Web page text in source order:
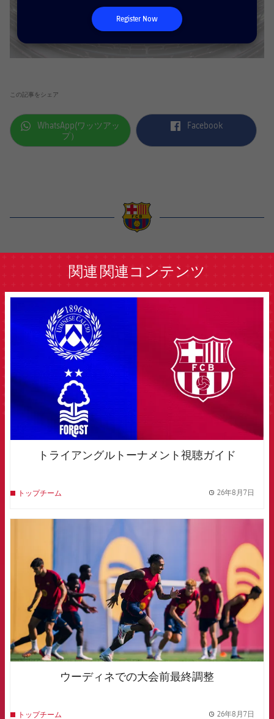
Register Now
この記事をシェア
label.aria.whatsapp
WhatsApp(ワッツアッ
プ）
label.aria.facebook
Facebook
関連 関連コンテンツ
トライアングルトーナメント視聴ガイド
トップチーム 26年8月7日
ウーディネでの大会前最終調整
トップチーム 26年8月7日